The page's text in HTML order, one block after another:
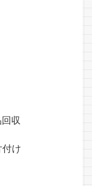
収
け